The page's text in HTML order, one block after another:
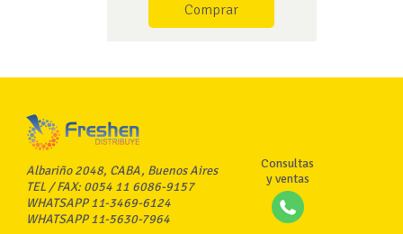
Comprar
Albariño 2048, CABA, Buenos Aires
TEL / FAX: 0054 11 6086-9157
WHATSAPP 11-3469-6124
WHATSAPP 11-5630-7964
Consultas
y ventas